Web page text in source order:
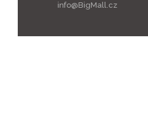
info@BigMall.cz